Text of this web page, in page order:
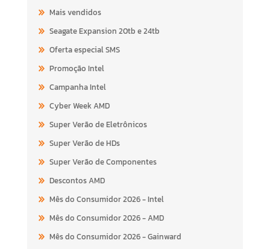
Mais vendidos
Seagate Expansion 20tb e 24tb
Oferta especial SMS
Promoção Intel
Campanha Intel
Cyber Week AMD
Super Verão de Eletrônicos
Super Verão de HDs
Super Verão de Componentes
Descontos AMD
Mês do Consumidor 2026 - Intel
Mês do Consumidor 2026 - AMD
Mês do Consumidor 2026 - Gainward